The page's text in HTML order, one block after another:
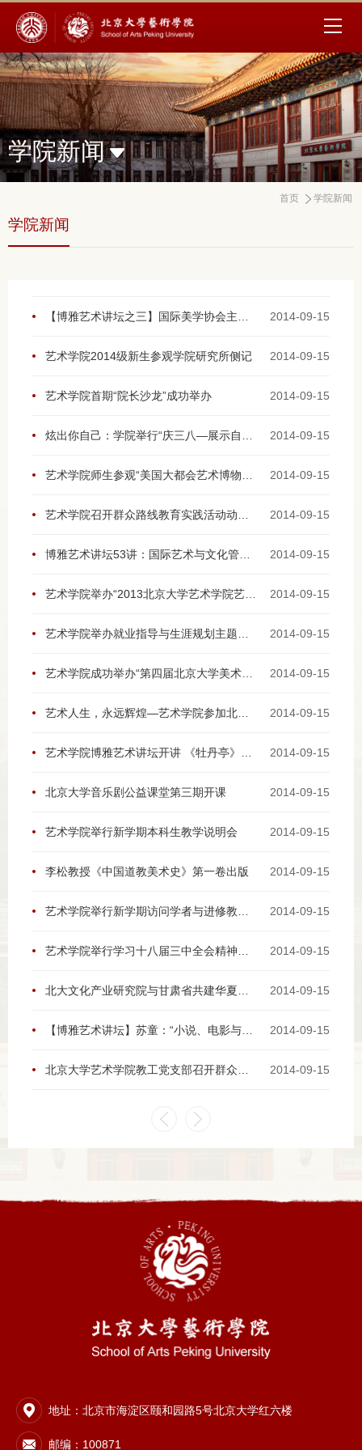
学院新闻
首页 学院新闻
学院新闻
2014-09-15
【博雅艺术讲坛之三】国际美学协会主席Curtis Carter解读“影像艺术”
2014-09-15
艺术学院2014级新生参观学院研究所侧记
2014-09-15
艺术学院首期“院长沙龙”成功举办
2014-09-15
炫出你自己：学院举行“庆三八—展示自身美的形象设计”讲座
2014-09-15
艺术学院师生参观“美国大都会艺术博物馆精品展”
2014-09-15
艺术学院召开群众路线教育实践活动动员会
2014-09-15
博雅艺术讲坛53讲：国际艺术与文化管理协会主席科尔伯特教授讲座成功举行
2014-09-15
艺术学院举办“2013北京大学艺术学院艺术季闭幕式暨影视创作学院奖颁奖与展映典礼”
2014-09-15
艺术学院举办就业指导与生涯规划主题党团日活动
2014-09-15
艺术学院成功举办“第四届北京大学美术史博士生国际学术论坛”
2014-09-15
艺术人生，永远辉煌—艺术学院参加北京大学2014年运动会小记
2014-09-15
艺术学院博雅艺术讲坛开讲 《牡丹亭》首席唱念指导开场
2014-09-15
北京大学音乐剧公益课堂第三期开课
2014-09-15
艺术学院举行新学期本科生教学说明会
2014-09-15
李松教授《中国道教美术史》第一卷出版
2014-09-15
艺术学院举行新学期访问学者与进修教师座谈会
2014-09-15
艺术学院举行学习十八届三中全会精神辅导会
2014-09-15
北大文化产业研究院与甘肃省共建华夏文明传承创新区学术平台
2014-09-15
【博雅艺术讲坛】苏童：“小说、电影与音乐剧创作漫谈”
2014-09-15
北京大学艺术学院教工党支部召开群众路线座谈会
地址：北京市海淀区颐和园路5号北京大学红六楼
邮编：100871